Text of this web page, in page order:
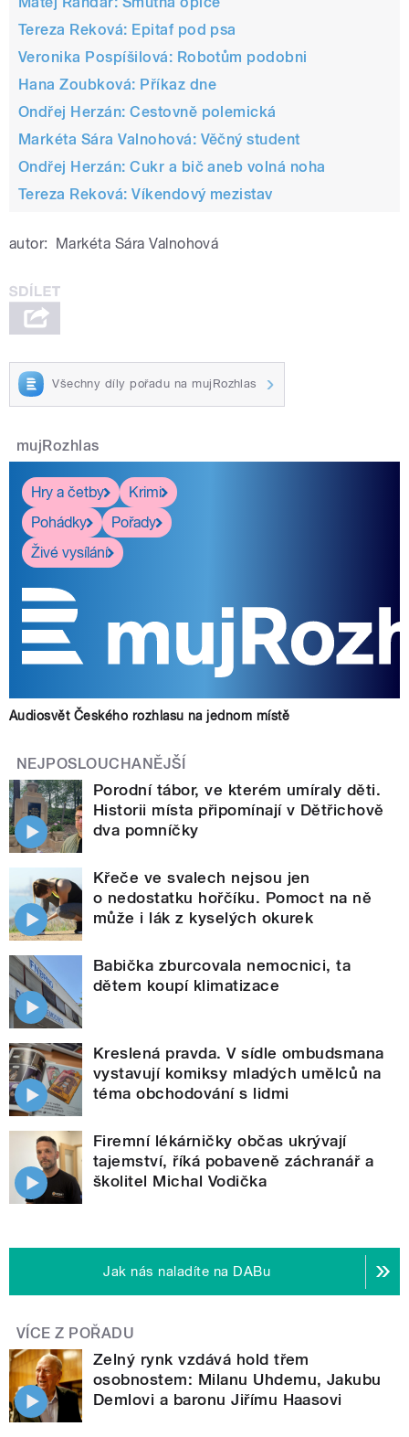
Tereza Reková: Epitaf pod psa
Veronika Pospíšilová: Robotům podobni
Hana Zoubková: Příkaz dne
Ondřej Herzán: Cestovně polemická
Markéta Sára Valnohová: Věčný student
Ondřej Herzán: Cukr a bič aneb volná noha
Tereza Reková: Víkendový mezistav
autor: Markéta Sára Valnohová
Všechny díly pořadu na mujRozhlas
mujRozhlas
Hry a četby
Krimi
Pohádky
Pořady
Živé vysílání
Audiosvět Českého rozhlasu na jednom místě
NEJPOSLOUCHANĚJŠÍ
Porodní tábor, ve kterém umíraly děti.
Historii místa připomínají v Dětřichově
dva pomníčky
Křeče ve svalech nejsou jen
o nedostatku hořčíku. Pomoct na ně
může i lák z kyselých okurek
Babička zburcovala nemocnici, ta
dětem koupí klimatizace
Kreslená pravda. V sídle ombudsmana
vystavují komiksy mladých umělců na
téma obchodování s lidmi
Firemní lékárničky občas ukrývají
tajemství, říká pobaveně záchranář a
školitel Michal Vodička
Jak nás naladíte na DABu
VÍCE Z POŘADU
Zelný rynk vzdává hold třem
osobnostem: Milanu Uhdemu, Jakubu
Demlovi a baronu Jiřímu Haasovi